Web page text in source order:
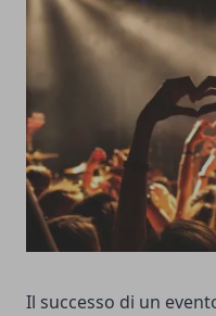
Il successo di un